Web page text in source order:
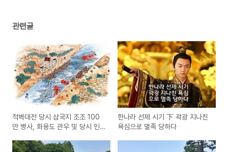
관련글
적벽대전 당시 삼국지 조조 100
만 병사, 화용도 관우 및 당시 인
한나라 선제 시기 下 곽광 지나친
욕심으로 멸족 당하다